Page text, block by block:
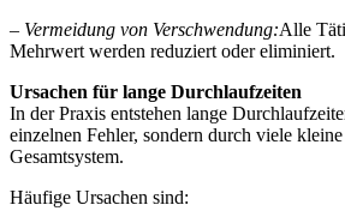
– Vermeidung von Verschwendung:Alle
Mehrwert werden reduziert oder eliminiert.
Ursachen für lange Durchlaufzeiten
In der Praxis entstehen lange
einzelnen Fehler, sondern durch viele
Gesamtsystem.
Häufige Ursachen sind: